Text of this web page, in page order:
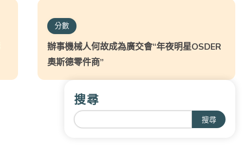
分數
辦事機械人何故成為廣交會“年夜明星OSDER
奧斯德零件商”
搜尋
搜尋